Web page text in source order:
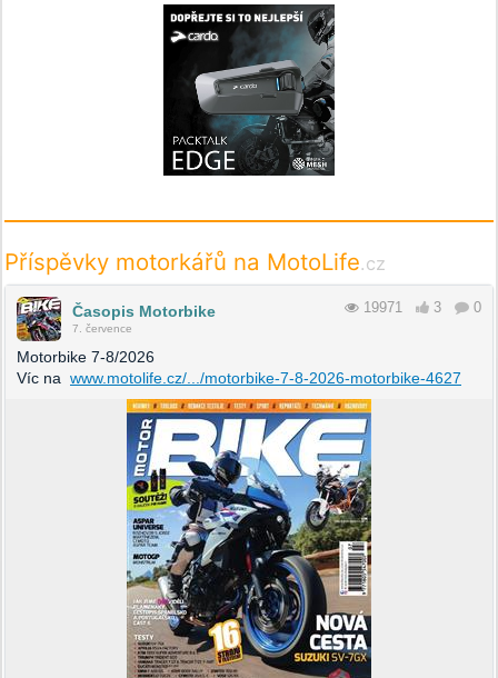
Příspěvky motorkářů na MotoLife.cz
Časopis Motorbike
7. července
19971 3 0
Motorbike 7-8/2026
Víc na www.motolife.cz/.../motorbike-7-8-2026-motorbike-4627